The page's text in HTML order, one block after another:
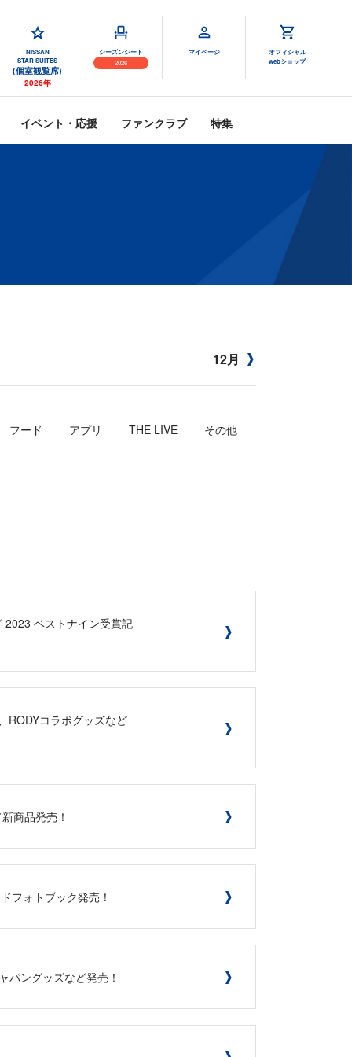
NISSAN
STAR SUITES
(個室観覧席)
2026年
シーズンシート
2026
マイページ
オフィシャル
webショップ
イベント・応援 ファンクラブ 特集
12月
フード アプリ THE LIVE その他
2023 ベストナイン受賞記
RODYコラボグッズなど
商品発売！
フォトブック発売！
パングッズなど発売！